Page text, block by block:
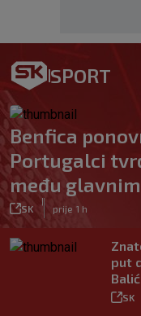
SPORT
Benfica
Portugalci
među
SK prije 1 h
put
SK